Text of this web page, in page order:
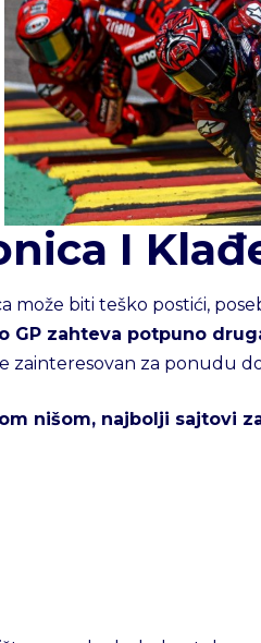
I
može biti teško postići,
GP zahteva potpuno
zainteresovan za ponudu
nišom, najbolji sajtovi